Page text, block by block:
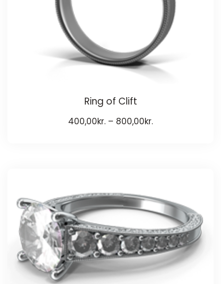
Ring of Clift
400,00kr. – 800,00kr.